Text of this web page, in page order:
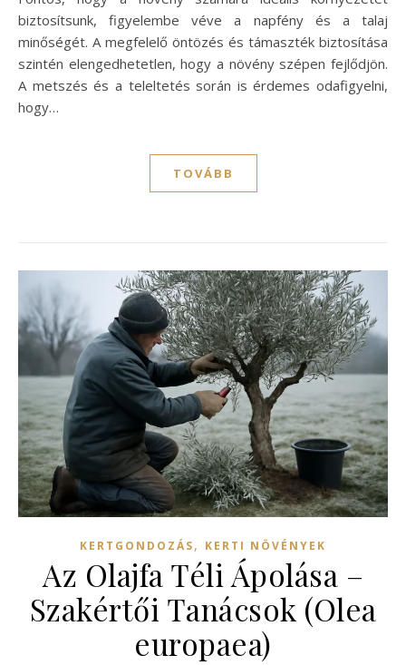
biztosítsunk, figyelembe véve a napfény és a talaj
minőségét. A megfelelő öntözés és támaszték biztosítása
szintén elengedhetetlen, hogy a növény szépen fejlődjön.
A metszés és a teleltetés során is érdemes odafigyelni,
hogy…
TOVÁBB
KERTGONDOZÁS, KERTI NÖVÉNYEK
Az Olajfa Téli Ápolása –
Szakértői Tanácsok (Olea
europaea)